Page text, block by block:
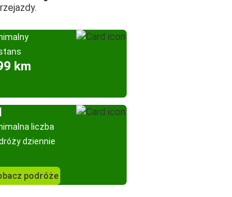
km
liczba
dziennie
podróże